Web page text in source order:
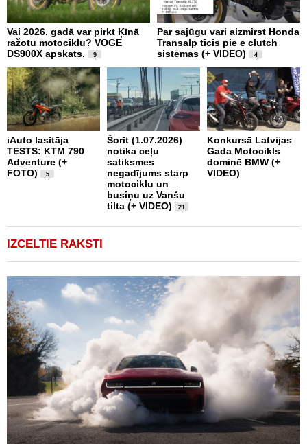
Vai 2026. gadā var pirkt Ķīnā
ražotu motociklu? VOGE
DS900X apskats.
9
Par sajūgu vari aizmirst Honda
Transalp ticis pie e clutch
sistēmas (+ VIDEO)
4
iAuto lasītāja
TESTS: KTM 790
Adventure (+
FOTO)
5
Šorīt (1.07.2026)
notika ceļu
satiksmes
negadījums starp
motociklu un
busiņu uz Vanšu
tilta (+ VIDEO)
21
Konkursā Latvijas
Gada Motocikls
dominē BMW (+
VIDEO)
IZCELTIE RAKSTI